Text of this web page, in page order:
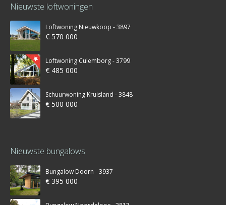
Nieuwste loftwoningen
Loftwoning Nieuwkoop - 3897
€ 570 000
Loftwoning Culemborg - 3799
€ 485 000
Schuurwoning Kruisland - 3848
€ 500 000
Nieuwste bungalows
Bungalow Doorn - 3937
€ 395 000